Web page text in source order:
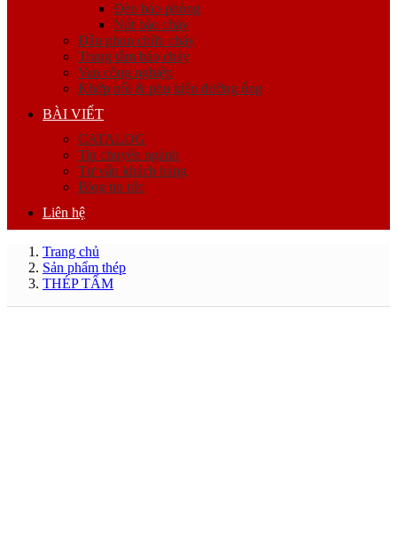
Đèn báo phòng
Nút báo cháy
Đầu phun chữa cháy
Trung tâm báo cháy
Van công nghiệp
Khớp nối & phụ kiện đường ống
BÀI VIẾT
CATALOG
Tin chuyên ngành
Tư vấn khách hàng
Blog tin tức
Liên hệ
Trang chủ
Sản phẩm thép
THÉP TẤM